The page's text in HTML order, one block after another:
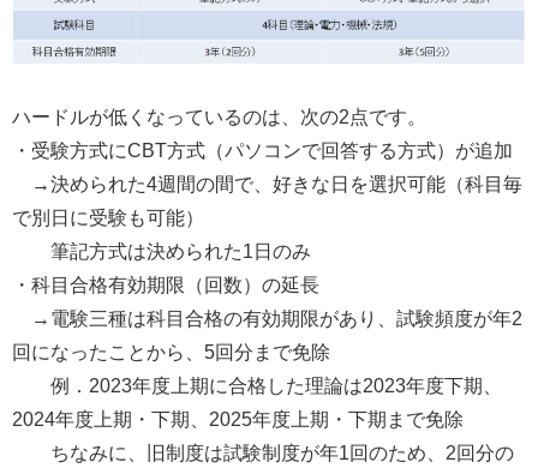
ハードルが低くなっているのは、次の2点です。
・受験方式にCBT方式（パソコンで回答する方式）が追加
→決められた4週間の間で、好きな日を選択可能（科目毎
で別日に受験も可能）
筆記方式は決められた1日のみ
・科目合格有効期限（回数）の延長
→電験三種は科目合格の有効期限があり、試験頻度が年2
回になったことから、5回分まで免除
例．2023年度上期に合格した理論は2023年度下期、
2024年度上期・下期、2025年度上期・下期まで免除
ちなみに、旧制度は試験制度が年1回のため、2回分の